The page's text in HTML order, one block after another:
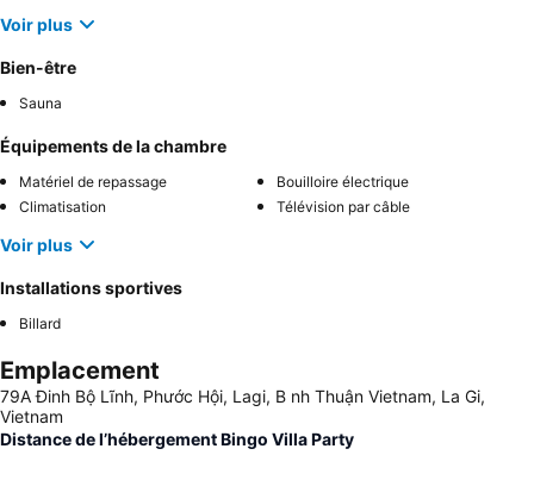
Voir plus
Bien-être
Sauna
Équipements de la chambre
Matériel de repassage
Bouilloire électrique
Climatisation
Télévision par câble
Voir plus
Installations sportives
Billard
Emplacement
79A Đinh Bộ Lĩnh, Phước Hội, Lagi, B nh Thuận Vietnam, La Gi,
Vietnam
Distance de l’hébergement Bingo Villa Party